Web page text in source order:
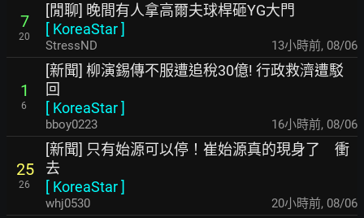
7
20
[閒聊] 晚間有人拿高爾夫球桿砸YG大門
[ KoreaStar]
StressND 13小時前, 08/06
1
6
[新聞] 柳演錫傳不服遭追稅30億! 行政救濟遭駁
回
[ KoreaStar]
bboy0223 16小時前, 08/06
25
26
[新聞] 只有始源可以停！崔始源真的現身了 衝
去
[ KoreaStar]
whj0530 20小時前, 08/06